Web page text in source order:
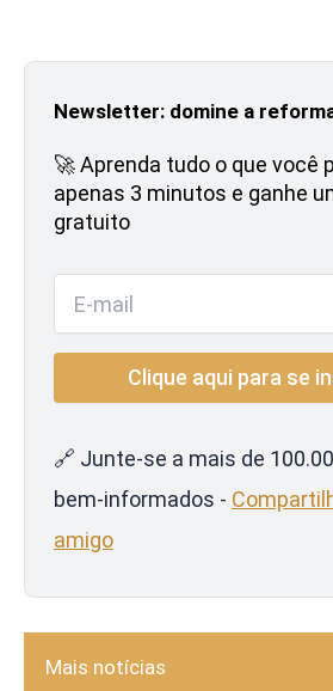
Newsletter: domine a
🚀 Aprenda tudo o que você
apenas 3 minutos e ganhe
gratuito
🔗 Junte-se a mais de
bem-informados -
amigo
Mais notícias